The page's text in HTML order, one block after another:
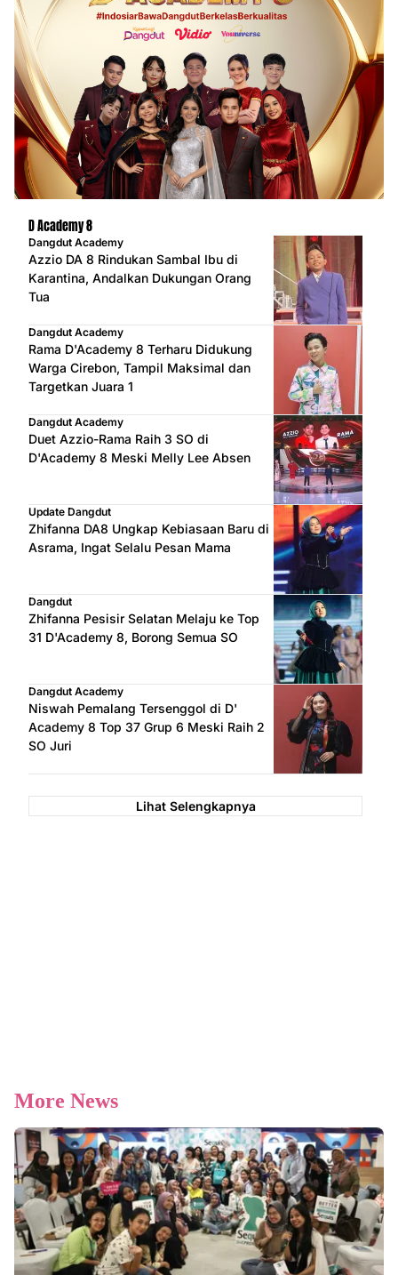
D Academy 8
Dangdut Academy
Azzio DA 8 Rindukan Sambal Ibu di
Karantina, Andalkan Dukungan Orang
Tua
Dangdut Academy
Rama D'Academy 8 Terharu Didukung
Warga Cirebon, Tampil Maksimal dan
Targetkan Juara 1
Dangdut Academy
Duet Azzio-Rama Raih 3 SO di
D'Academy 8 Meski Melly Lee Absen
Update Dangdut
Zhifanna DA8 Ungkap Kebiasaan Baru di
Asrama, Ingat Selalu Pesan Mama
Dangdut
Zhifanna Pesisir Selatan Melaju ke Top
31 D'Academy 8, Borong Semua SO
Dangdut Academy
Niswah Pemalang Tersenggol di D'
Academy 8 Top 37 Grup 6 Meski Raih 2
SO Juri
Lihat Selengkapnya
More News